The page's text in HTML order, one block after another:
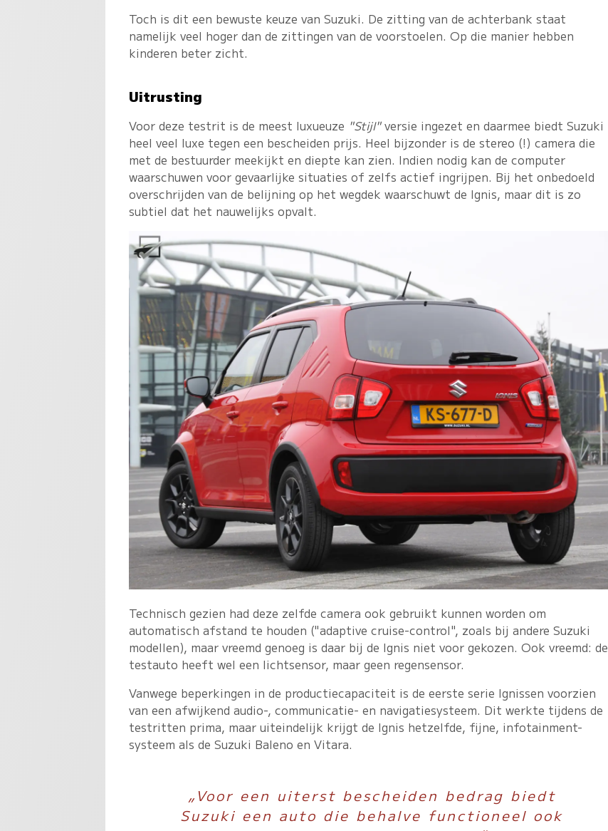
Toch is dit een bewuste keuze van Suzuki. De zitting van de achterbank staat
namelijk veel hoger dan de zittingen van de voorstoelen. Op die manier hebben
kinderen beter zicht.
Uitrusting
Voor deze testrit is de meest luxueuze "Stijl"versie ingezet en daarmee biedt Suzuki
heel veel luxe tegen een bescheiden prijs. Heel bijzonder is de stereo (!) camera die
met de bestuurder meekijkt en diepte kan zien. Indien nodig kan de computer
waarschuwen voor gevaarlijke situaties of zelfs actief ingrijpen. Bij het onbedoeld
overschrijden van de belijning op het wegdek waarschuwt de Ignis, maar dit is zo
subtiel dat het nauwelijks opvalt.
Technisch gezien had deze zelfde camera ook gebruikt kunnen worden om
automatisch afstand te houden ("adaptive cruise-control", zoals bij andere Suzuki
modellen), maar vreemd genoeg is daar bij de Ignis niet voor gekozen. Ook vreemd: de
testauto heeft wel een lichtsensor, maar geen regensensor.
Vanwege beperkingen in de productiecapaciteit is de eerste serie Ignissen voorzien
van een afwijkend audio-, communicatie- en navigatiesysteem. Dit werkte tijdens de
testritten prima, maar uiteindelijk krijgt de Ignis hetzelfde, fijne, infotainment-
systeem als de Suzuki Baleno en Vitara.
„Voor een uiterst bescheiden bedrag biedt
Suzuki een auto die behalve functioneel ook